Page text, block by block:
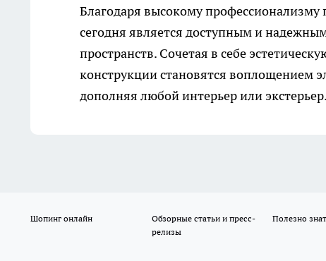
Благодаря высокому профессионализму
сегодня является доступным и
пространств. Сочетая в себе
конструкции становятся воплощением
дополняя любой интерьер или экстерьер.
Шопинг онлайн
Обзорные статьи и пресс-
релизы
Полезно